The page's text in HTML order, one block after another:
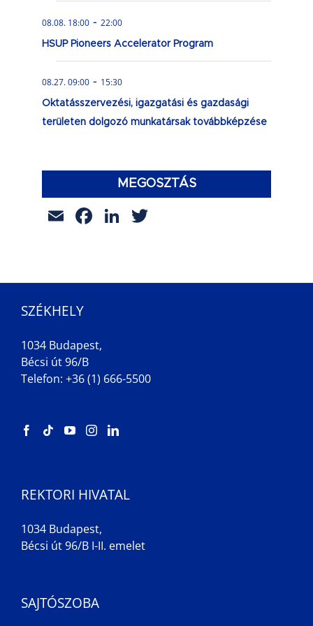
08.08. 18:00 - 22:00
HSUP Pioneers Accelerator Program
08.27. 09:00 - 15:30
Oktatásszervezési, igazgatási és gazdasági
területen dolgozó munkatársak továbbképzése
MEGOSZTÁS
EmailFacebook
LinkedIn
SZÉKHELY
1034 Budapest,
Bécsi út 96/B
Telefon: +36 (1) 666-5500
REKTORI HIVATAL
1034 Budapest,
Bécsi út 96/B I-II. emelet
SAJTÓSZOBA